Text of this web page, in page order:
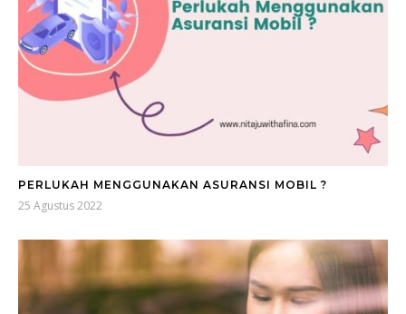
PERLUKAH MENGGUNAKAN ASURANSI MOBIL ?
25 Agustus 2022